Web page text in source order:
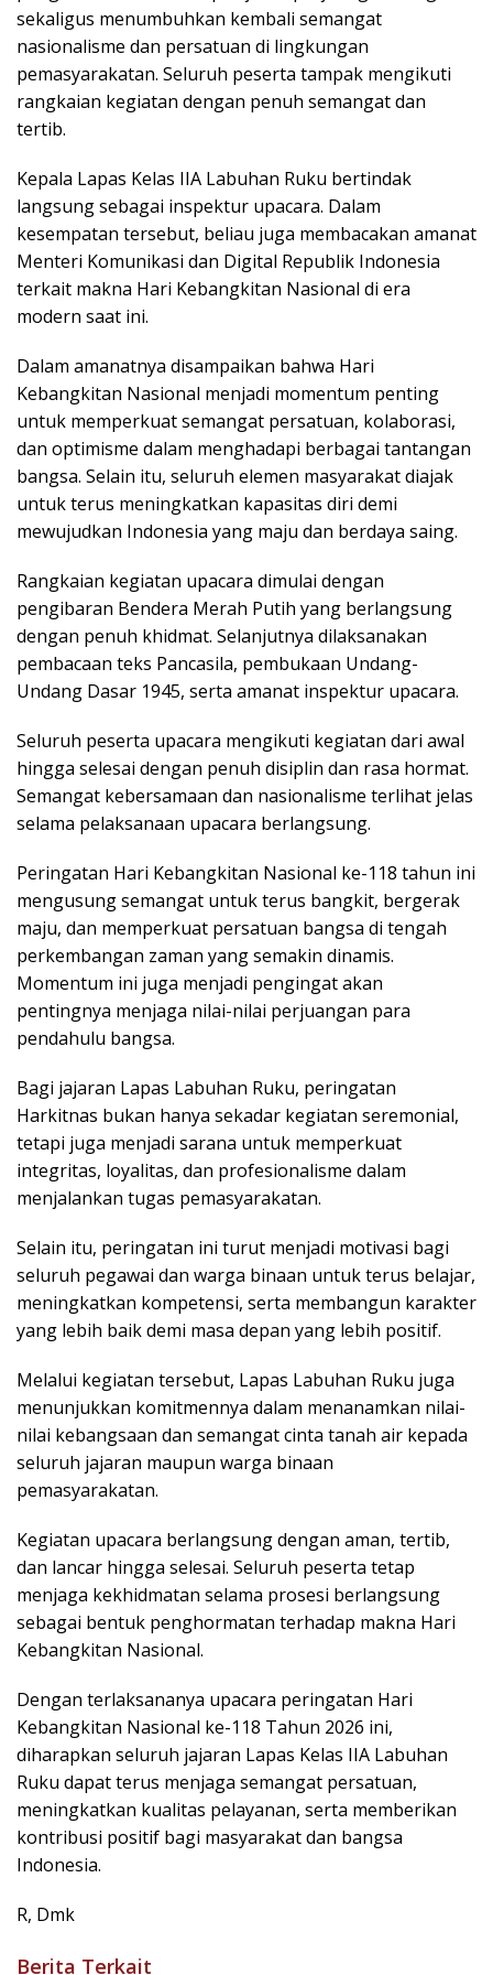
sekaligus menumbuhkan kembali semangat
nasionalisme dan persatuan di lingkungan
pemasyarakatan. Seluruh peserta tampak mengikuti
rangkaian kegiatan dengan penuh semangat dan
tertib.
Kepala Lapas Kelas IIA Labuhan Ruku bertindak
langsung sebagai inspektur upacara. Dalam
kesempatan tersebut, beliau juga membacakan amanat
Menteri Komunikasi dan Digital Republik Indonesia
terkait makna Hari Kebangkitan Nasional di era
modern saat ini.
Dalam amanatnya disampaikan bahwa Hari
Kebangkitan Nasional menjadi momentum penting
untuk memperkuat semangat persatuan, kolaborasi,
dan optimisme dalam menghadapi berbagai tantangan
bangsa. Selain itu, seluruh elemen masyarakat diajak
untuk terus meningkatkan kapasitas diri demi
mewujudkan Indonesia yang maju dan berdaya saing.
Rangkaian kegiatan upacara dimulai dengan
pengibaran Bendera Merah Putih yang berlangsung
dengan penuh khidmat. Selanjutnya dilaksanakan
pembacaan teks Pancasila, pembukaan Undang-
Undang Dasar 1945, serta amanat inspektur upacara.
Seluruh peserta upacara mengikuti kegiatan dari awal
hingga selesai dengan penuh disiplin dan rasa hormat.
Semangat kebersamaan dan nasionalisme terlihat jelas
selama pelaksanaan upacara berlangsung.
Peringatan Hari Kebangkitan Nasional ke-118 tahun ini
mengusung semangat untuk terus bangkit, bergerak
maju, dan memperkuat persatuan bangsa di tengah
perkembangan zaman yang semakin dinamis.
Momentum ini juga menjadi pengingat akan
pentingnya menjaga nilai-nilai perjuangan para
pendahulu bangsa.
Bagi jajaran Lapas Labuhan Ruku, peringatan
Harkitnas bukan hanya sekadar kegiatan seremonial,
tetapi juga menjadi sarana untuk memperkuat
integritas, loyalitas, dan profesionalisme dalam
menjalankan tugas pemasyarakatan.
Selain itu, peringatan ini turut menjadi motivasi bagi
seluruh pegawai dan warga binaan untuk terus belajar,
meningkatkan kompetensi, serta membangun karakter
yang lebih baik demi masa depan yang lebih positif.
Melalui kegiatan tersebut, Lapas Labuhan Ruku juga
menunjukkan komitmennya dalam menanamkan nilai-
nilai kebangsaan dan semangat cinta tanah air kepada
seluruh jajaran maupun warga binaan
pemasyarakatan.
Kegiatan upacara berlangsung dengan aman, tertib,
dan lancar hingga selesai. Seluruh peserta tetap
menjaga kekhidmatan selama prosesi berlangsung
sebagai bentuk penghormatan terhadap makna Hari
Kebangkitan Nasional.
Dengan terlaksananya upacara peringatan Hari
Kebangkitan Nasional ke-118 Tahun 2026 ini,
diharapkan seluruh jajaran Lapas Kelas IIA Labuhan
Ruku dapat terus menjaga semangat persatuan,
meningkatkan kualitas pelayanan, serta memberikan
kontribusi positif bagi masyarakat dan bangsa
Indonesia.
R, Dmk
Berita Terkait